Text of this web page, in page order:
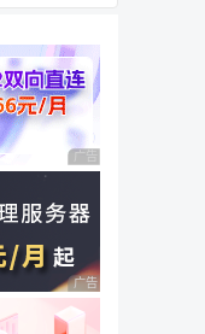
广告 商业广告，理性
广告 商业广告，理性